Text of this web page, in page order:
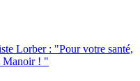
Lorber : "Pour votre santé,
Manoir ! "